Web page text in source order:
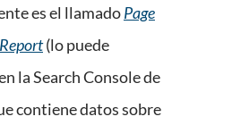
es el llamadoPage
(lo puede
la Search Console de
contiene datos sobre